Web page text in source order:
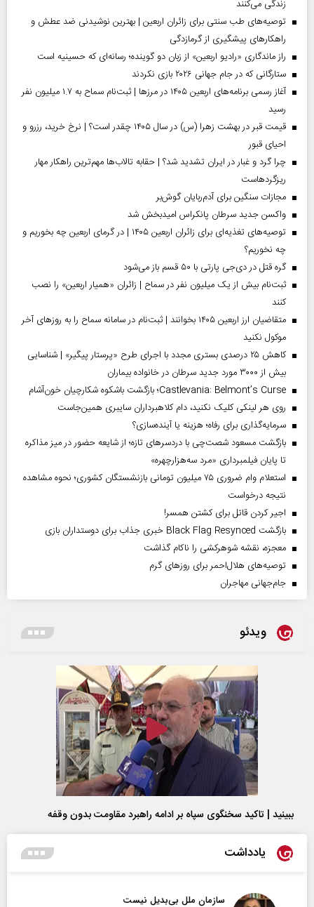
زندگی می‌کنند
توصیه‌های طب سنتی برای زائران اربعین | بهترین نوشیدنی ضد عطش و
راهکارهای پیشگیری از گرمازدگی
راز ماندگاری «رادیو اربعین» از زبان دو گوینده؛ رسانه‌ای که حسینیه است
ستارگانی که در جام جهانی ۲۰۲۶ بازی نکردند
آغاز رسمی برنامه‌های اربعین ۱۴۰۵ در مرز‌ها | ثبت‌نام سماح به ۱.۷ میلیون نفر
رسید
قیمت قبر در بهشت زهرا (س) در سال ۱۴۰۵ چقدر است؟ | نرخ خرید، رزرو و
احیای قبور
چرا گرد و غبار در ایران تشدید شد؟ | حقابه تالاب‌ها مهم‌ترین راهکار مهار
ریزگردهاست
مجازات سنگین برای آدم‌ربایان گوش‌بر
واکسن جدید سرطان پانکراس امیدبخش شد
توصیه‌های تغذیه‌ای برای زائران اربعین ۱۴۰۵ | در گرمای اربعین چه بخوریم و
چه نخوریم؟
گره قتل در دی‌جی پارتی با ۵۰ قسم باز می‌شود
ثبت‌نام بیش از یک میلیون نفر در سماح | زائران «همیار اربعین» را نصب
کنند
متقاضیان ارز اربعین ۱۴۰۵ بخوانند | ثبت‌نام در سامانه سماح را به روز‌های آخر
موکول نکنید
کاهش ۲۵ درصدی بستری مجدد با اجرای طرح «پرستار پیگیر» | شناسایی
بیش از ۳۰۰۰ مورد جدید سرطان در خانواده بیماران
Castlevania: Belmont’s Curse؛ بازگشت باشکوه شکارچیان خون‌آشام
روی هر لینکی کلیک نکنید، دام کلاهبرداران سایبری همین‌جاست
سرمایه‌گذاری برای رفاه؛ هزینه یا آینده‌سازی؟
بازگشت مسعود شصت‌چی با دردسر‌های تازه؛ از شایعه حضور در میز مذاکره
تا پایان فیلمبرداری «مرد سه‌هزارچهره»
استعلام وام ضروری ۷۵ میلیون تومانی بازنشستگان کشوری؛ نحوه مشاهده
نتیجه درخواست
اجیر کردن قاتل برای کشتن همسر!
بازگشت Black Flag Resynced خبری جذاب برای دوستداران بازی
معجزه، نقشه شوهرکشی را ناکام گذاشت
توصیه‌های هلال‌احمر برای روز‌های گرم
جام‌جهانی مهاجران
ویدئو
ببینید | تاکید سخنگوی سپاه بر ادامه راهبرد مقاومت بدون وقفه
یادداشت
سازمان ملل بی‌بدیل نیست